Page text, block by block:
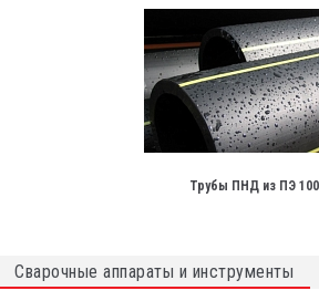
Трубы ПНД из ПЭ 100
Сварочные аппараты и инструменты